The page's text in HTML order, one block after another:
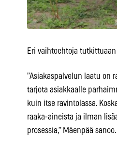
Eri vaihtoehtoja
”Asiakaspalvelun laatu on
tarjota asiakkaalle
kuin itse ravintolassa.
raaka-aineista ja ilman
prosessia,” Mäenpää sanoo.